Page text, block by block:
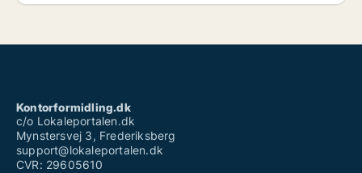
Kontorformidling.dk
c/o Lokaleportalen.dk
Mynstersvej 3, Frederiksberg
support@lokaleportalen.dk
CVR: 29605610